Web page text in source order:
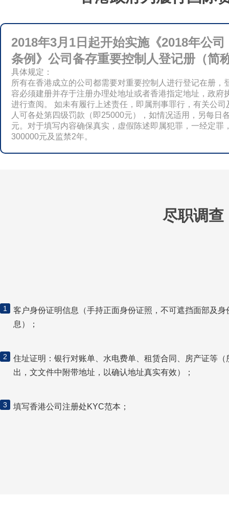
2018年3月1日起开始实施《2018年公司
条例》公司备存重要控制人登记册（简
具体规定：
所有在香港成立的公司都需要对重要控制人进行登记在册，
容必须建册并存于注册办理处地址或者香港指定地址，政府
进行查阅。 如未有履行上述责任，即属刑事罪行，有关公司
人可各处第四级罚款（即25000元），如情况适用，另每日
元。对于填写内容确保真实，虚假陈述即属犯罪，一经定罪
300000元及监禁2年。
尽职调查
1
客户身份证明信息（手持正面身份证照，不可遮挡面部及
息）；
2
住址证明：银行对账单、水电费单、租赁合同、房产证等
出，文文件中附带地址，以确认地址真实有效）；
3 填写香港公司注册处KYC范本；